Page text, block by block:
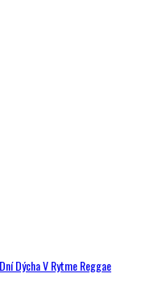
Dýcha V Rytme Reggae